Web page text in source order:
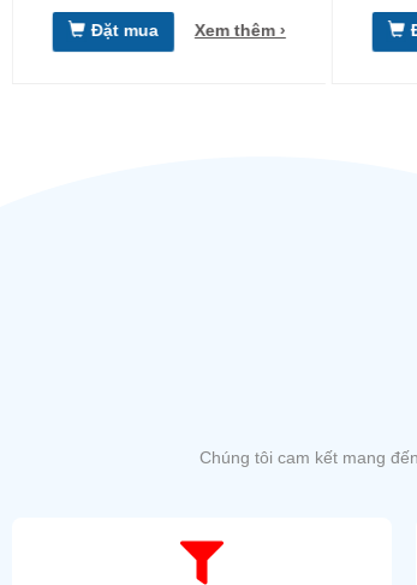
Đặt mua Xem thêm ›
Chúng tôi cam kết mang